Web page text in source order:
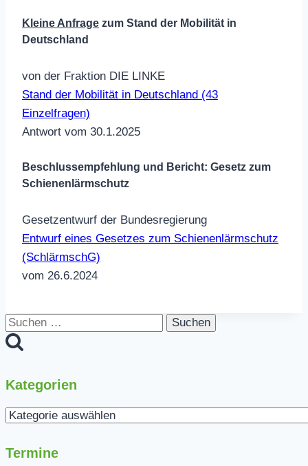
Kleine Anfrage zum Stand der Mobilität in
Deutschland
von der Fraktion DIE LINKE
Stand der Mobilität in Deutschland (43
Einzelfragen)
Antwort vom 30.1.2025
Beschlussempfehlung und Bericht: Gesetz zum
Schienenlärmschutz
Gesetzentwurf der Bundesregierung
Entwurf eines Gesetzes zum Schienenlärmschutz
(SchlärmschG)
vom 26.6.2024
Suchen
nach:
Kategorien
Kategorien
Termine